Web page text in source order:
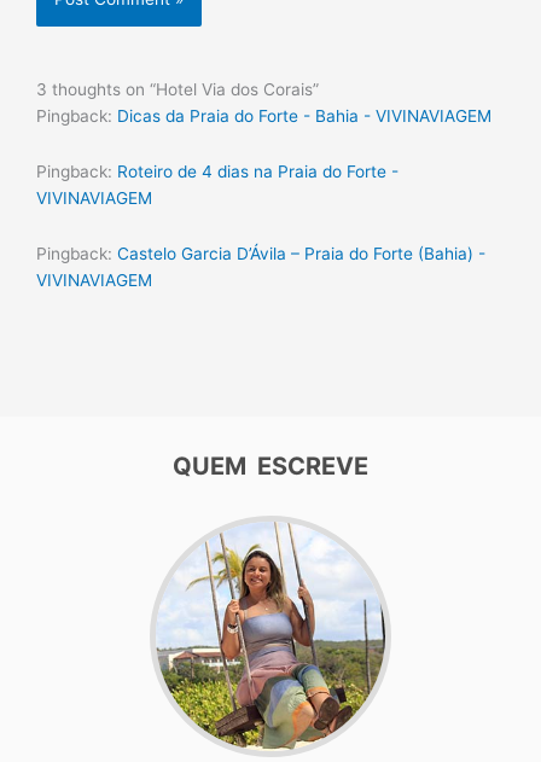
3 thoughts on “Hotel Via dos Corais”
Pingback: Dicas da Praia do Forte - Bahia - VIVINAVIAGEM
Pingback: Roteiro de 4 dias na Praia do Forte -
VIVINAVIAGEM
Pingback: Castelo Garcia D’Ávila – Praia do Forte (Bahia) -
VIVINAVIAGEM
QUEM ESCREVE